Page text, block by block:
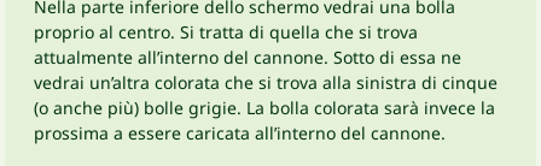
Nella parte inferiore dello schermo vedrai una bolla
proprio al centro. Si tratta di quella che si trova
attualmente all’interno del cannone. Sotto di essa ne
vedrai un’altra colorata che si trova alla sinistra di cinque
(o anche più) bolle grigie. La bolla colorata sarà invece la
prossima a essere caricata all’interno del cannone.